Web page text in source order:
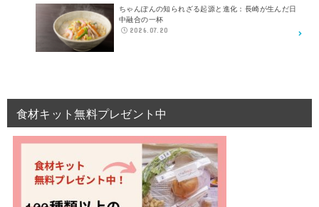
ちゃんぽんの知られざる起源と進化：長崎が生んだ日
中融合の一杯
2026.07.20
食材キット無料プレゼント中